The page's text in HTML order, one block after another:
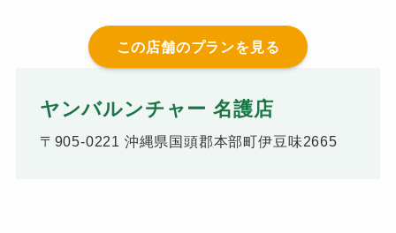
この店舗のプランを見る
ヤンバルンチャー 名護店
〒905-0221 沖縄県国頭郡本部町伊豆味2665